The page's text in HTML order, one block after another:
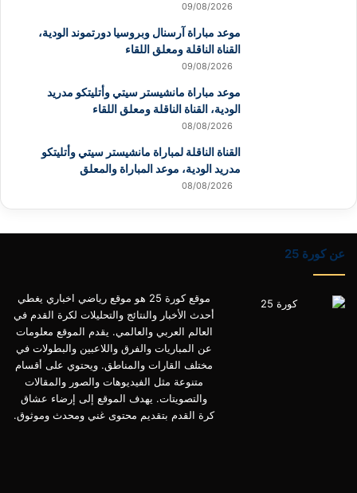
09/08/2026
موعد مباراة آرسنال وبروسيا دورتموند الودية،
القناة الناقلة ومعلق اللقاء
09/08/2026
موعد مباراة مانشيستر سيتي وأتليتكو مدريد
الودية، القناة الناقلة ومعلق اللقاء
08/08/2026
القناة الناقلة لمباراة مانشيستر سيتي وأتليتكو
مدريد الودية، موعد المباراة والمعلق
08/08/2026
عن كورة 25
موقع كورة 25 هو موقع رياضي اخباري يغطي
أحدث الأخبار والنتائج والتحليلات لكرة القدم في
العالم العربي والعالمي. يقدم الموقع معلومات
عن المباريات والفرق واللاعبين والبطولات في
مختلف القارات والمناطق. ويحتوي على أقسام
متنوعة مثل الفيديوهات والصور والمقالات
والتصويتات. يهدف الموقع إلى إرضاء عشاق
كرة القدم بتقديم محتوى غني ومحدث وموثوق.